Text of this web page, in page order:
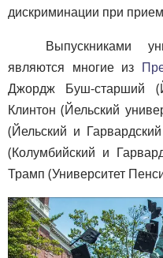
дискриминации при
Выпускниками
являются многие из
Джордж Буш-старший
Клинтон (Йельский
(Йельский и
(Колумбийский и
Трамп (Университет